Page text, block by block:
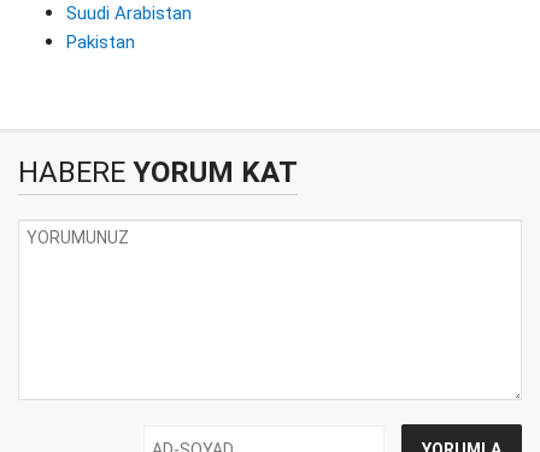
Suudi Arabistan
Pakistan
HABERE YORUM KAT